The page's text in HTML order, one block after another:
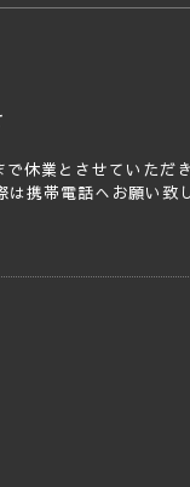
休業とさせていただき
携帯電話へお願い致